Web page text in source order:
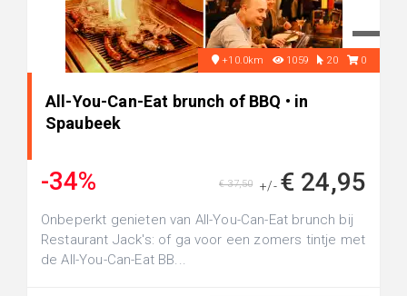
+10.0km 1059 20 0
All-You-Can-Eat brunch of BBQ • in
Spaubeek
-34% +/- € 24,95
€ 37,50
Onbeperkt genieten van All-You-Can-Eat brunch bij
Restaurant Jack's: of ga voor een zomers tintje met
de All-You-Can-Eat BB...